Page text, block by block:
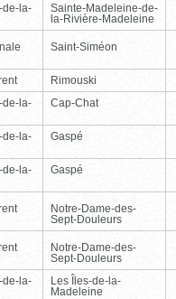
de-la-
Sainte-Madeleine-de-
la-Rivière-Madeleine
Saint-Siméon
Rimouski
de-la-
Cap-Chat
de-la-
Gaspé
de-la-
Gaspé
Notre-Dame-des-
Sept-Douleurs
Notre-Dame-des-
Sept-Douleurs
de-la-
Les Îles-de-la-
Madeleine